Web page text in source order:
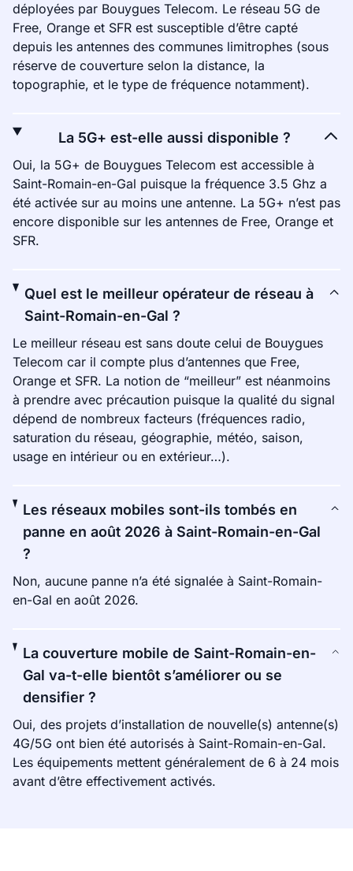
déployées par Bouygues Telecom. Le réseau 5G de
Free, Orange et SFR est susceptible d’être capté
depuis les antennes des communes limitrophes (sous
réserve de couverture selon la distance, la
topographie, et le type de fréquence notamment).
La 5G+ est-elle aussi disponible ?
Oui, la 5G+ de Bouygues Telecom est accessible à
Saint-Romain-en-Gal puisque la fréquence 3.5 Ghz a
été activée sur au moins une antenne. La 5G+ n’est pas
encore disponible sur les antennes de Free, Orange et
SFR.
Quel est le meilleur opérateur de réseau à
Saint-Romain-en-Gal ?
Le meilleur réseau est sans doute celui de Bouygues
Telecom car il compte plus d’antennes que Free,
Orange et SFR. La notion de “meilleur” est néanmoins
à prendre avec précaution puisque la qualité du signal
dépend de nombreux facteurs (fréquences radio,
saturation du réseau, géographie, météo, saison,
usage en intérieur ou en extérieur…).
Les réseaux mobiles sont-ils tombés en
panne en août 2026 à Saint-Romain-en-Gal
?
Non, aucune panne n’a été signalée à Saint-Romain-
en-Gal en août 2026.
La couverture mobile de Saint-Romain-en-
Gal va-t-elle bientôt s’améliorer ou se
densifier ?
Oui, des projets d’installation de nouvelle(s) antenne(s)
4G/5G ont bien été autorisés à Saint-Romain-en-Gal.
Les équipements mettent généralement de 6 à 24 mois
avant d’être effectivement activés.